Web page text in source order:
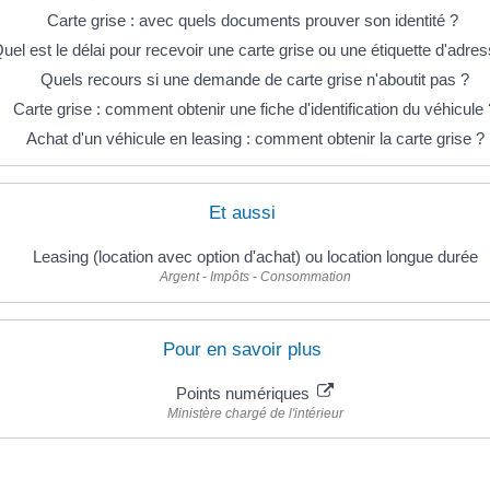
Carte grise : avec quels documents prouver son identité ?
est le délai pour recevoir une carte grise ou une étiquette
Quels recours si une demande de carte grise n'aboutit pas ?
Carte grise : comment obtenir une fiche d'identification du véhicule
Achat d'un véhicule en leasing : comment obtenir la carte grise ?
Et aussi
Leasing (location avec option d'achat) ou location longue durée
Argent - Impôts - Consommation
Pour en savoir plus
Points numériques
Ministère chargé de l'intérieur